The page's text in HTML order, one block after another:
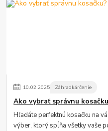
10.02.2025 Záhradkárčenie
Ako vybrať správnu
Hľadáte perfektnú kosačku na
výber, ktorý spĺňa všetky vaše